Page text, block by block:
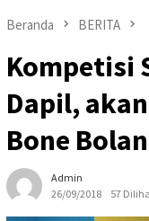
Beranda BERITA
Kompetisi
Dapil,
Bone
Admin
26/09/2018
57